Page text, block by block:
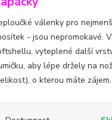
válenky pro
- jsou nepromokavé.
vyteplené další
aby lépe držely na
o kterou máte